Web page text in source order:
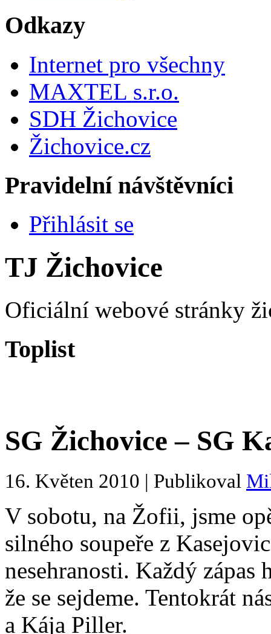
Odkazy
Internet pro všechny
MAXTEL s.r.o.
SDH Žichovice
Žichovice.cz
Pravidelní návštěvníci
Přihlásit se
TJ Žichovice
Oficiální webové stránky
Toplist
SG Žichovice – SG
16. Květen 2010 | Publikoval
V sobotu, na Žofii, jsme
silného soupeře z
nesehranosti. Každý zápas
že se sejdeme. Tentokrát
a Kája Piller.